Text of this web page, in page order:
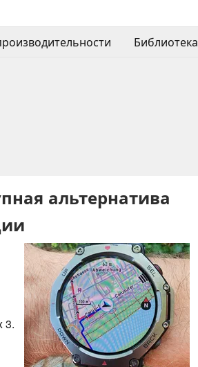
Библиотека
альтернатива
3.